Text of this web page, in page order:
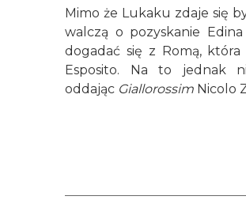
Mimo że Lukaku zdaje się
walczą o pozyskanie
dogadać się z Romą, która
Esposito. Na to jednak
oddając Giallorossim Nicolo